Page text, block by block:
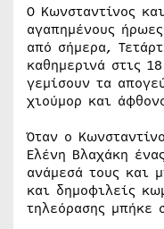
Ο Κωνσταντίνος
αγαπημένους
από σήμερα,
καθημερινά στις
γεμίσουν τα
χιούμορ και
Όταν ο
Ελένη Βλαχάκη
ανάμεσά τους και
και δημοφιλείς
τηλεόρασης μπήκε